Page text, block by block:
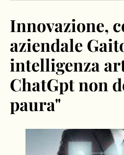
Innovazione,
aziendale
intelligenza
ChatGpt non
paura"